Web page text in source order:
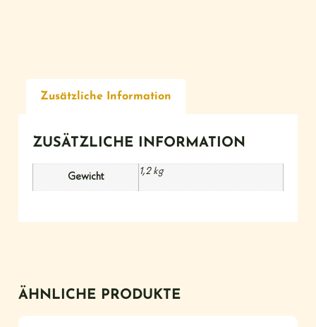
Zusätzliche Information
ZUSÄTZLICHE INFORMATION
Gewicht
1,2 kg
ÄHNLICHE PRODUKTE